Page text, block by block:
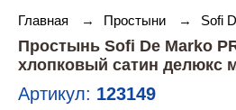
Главная → Простыни → Sofi
Простынь Sofi De Marko
хлопковый сатин делюкс
Артикул: 123149